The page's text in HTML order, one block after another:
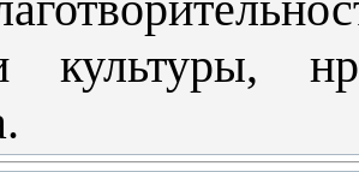
культуры,